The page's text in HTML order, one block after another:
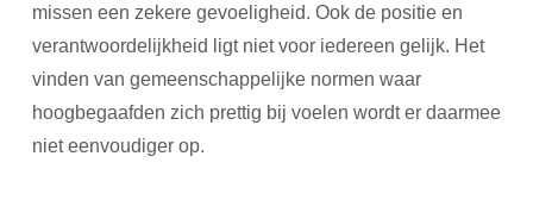
missen een zekere gevoeligheid. Ook de positie en
verantwoordelijkheid ligt niet voor iedereen gelijk. Het
vinden van gemeenschappelijke normen waar
hoogbegaafden zich prettig bij voelen wordt er daarmee
niet eenvoudiger op.